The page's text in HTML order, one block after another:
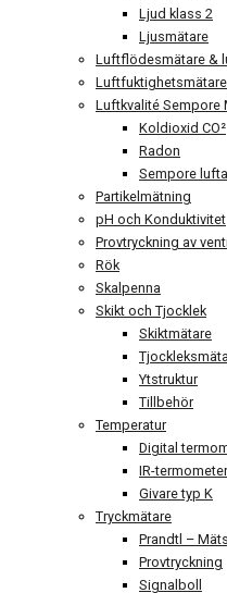
Ljud klass 2
Ljusmätare
Luftflödesmätare &
Luftfuktighetsmätare
Luftkvalité Sempore
Koldioxid CO²
Radon
Sempore
Partikelmätning
pH och Konduktivitet
Provtryckning av
Rök
Skalpenna
Skikt och Tjocklek
Skiktmätare
Ytstruktur
Tillbehör
Temperatur
Digital
IR-termometer
Givare typ K
Tryckmätare
Prandtl –
Provtryckning
Signalboll